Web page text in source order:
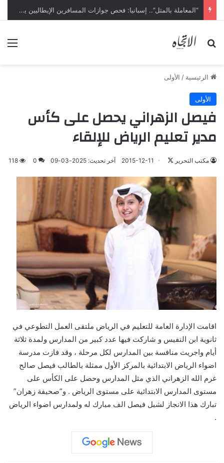
“المعاملة بالمثل”.. إسبانيا: فحص جوازات المسافرين الإيطاليين يبدأ ليل السبت
بحث عن
الرئيسية / الأولى
الأولى
فيصل الزهراني يحصل على كأس
مدير تعليم الرياض للإلقاء
مكتب التحرير
X
2015-12-11 آخر تحديث: 2025-03-09 0
118
اقامت اﻹدارة العامة للتعليم في الرياض ملتقى العمل التطوعي في
ثانوية ابن النفيس و شاركت فيها عدد كبير من المدارس ولمدة ثلاثة
أيام واجريت منافسة بين المدارس لكل مرحلة ، وقد فازت مدرسة
اضواء الرياض اﻻبتدائية بالمركز اﻷول ممثلة بالطالب فيصل صالح
غرم الله الزهراني الذي مثل المدارس وحصل على الكأس على
مستوى المدارس اﻻبتدائية على مستوى الرياض . و”صحيفة زهران”
تبارك هذا الانجاز لشبل فيصل الف مبارك له ولمدارس اضواء الرياض
.